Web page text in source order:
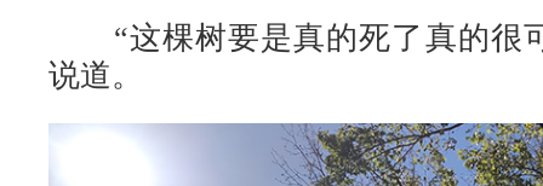
“这棵树要是真的死了真的很
说道。